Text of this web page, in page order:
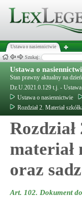
Ustawa o nasiennictwie
Szukaj:
Ustawa o
Stan prawny aktualny na
Dz.U.2021.0.129 t.j. -
Ustawa o nasiennictwie
Rozdział 2. Materiał
materiał
oraz
Art. 102. Dokument